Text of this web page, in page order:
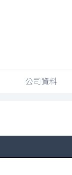
公司資料